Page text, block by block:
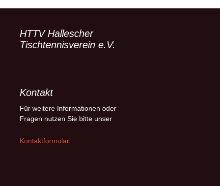
HTTV Hallescher
Tischtennisverein e.V.
Kontakt
Für weitere Informationen oder
Fragen nutzen Sie bitte unser
Kontaktformular.